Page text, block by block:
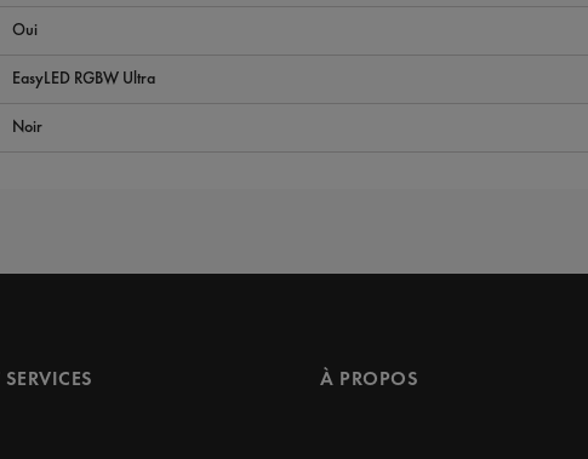
Oui
EasyLED RGBW Ultra
Noir
SERVICES À PROPOS